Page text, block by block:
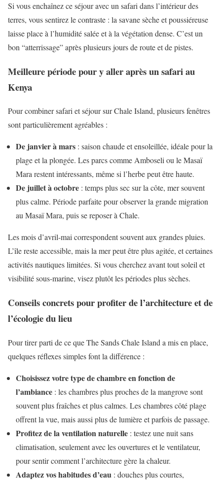
Si vous enchaînez ce séjour avec un safari dans l’intérieur des
terres, vous sentirez le contraste : la savane sèche et poussiéreuse
laisse place à l’humidité salée et à la végétation dense. C’est un
bon “atterrissage” après plusieurs jours de route et de pistes.
Meilleure période pour y aller après un safari au
Kenya
Pour combiner safari et séjour sur Chale Island, plusieurs fenêtres
sont particulièrement agréables :
De janvier à mars : saison chaude et ensoleillée, idéale pour la
plage et la plongée. Les parcs comme Amboseli ou le Masaï
Mara restent intéressants, même si l’herbe peut être haute.
De juillet à octobre : temps plus sec sur la côte, mer souvent
plus calme. Période parfaite pour observer la grande migration
au Masaï Mara, puis se reposer à Chale.
Les mois d’avril-mai correspondent souvent aux grandes pluies.
L’île reste accessible, mais la mer peut être plus agitée, et certaines
activités nautiques limitées. Si vous cherchez avant tout soleil et
visibilité sous-marine, visez plutôt les périodes plus sèches.
Conseils concrets pour profiter de l’architecture et de
l’écologie du lieu
Pour tirer parti de ce que The Sands Chale Island a mis en place,
quelques réflexes simples font la différence :
Choisissez votre type de chambre en fonction de
l’ambiance : les chambres plus proches de la mangrove sont
souvent plus fraîches et plus calmes. Les chambres côté plage
offrent la vue, mais aussi plus de lumière et parfois de passage.
Profitez de la ventilation naturelle : testez une nuit sans
climatisation, seulement avec les ouvertures et le ventilateur,
pour sentir comment l’architecture gère la chaleur.
Adaptez vos habitudes d’eau : douches plus courtes,